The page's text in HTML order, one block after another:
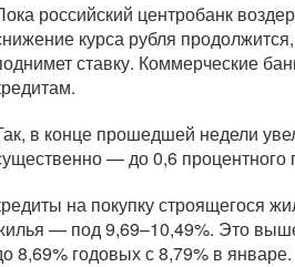
российский центробанк
курса рубля
ставку. Коммерческие
в конце прошедшей недели
— до 0,6 процентного
на покупку строящегося
— под 9,69–10,49%. Это
8,69% годовых с 8,79% в январе.